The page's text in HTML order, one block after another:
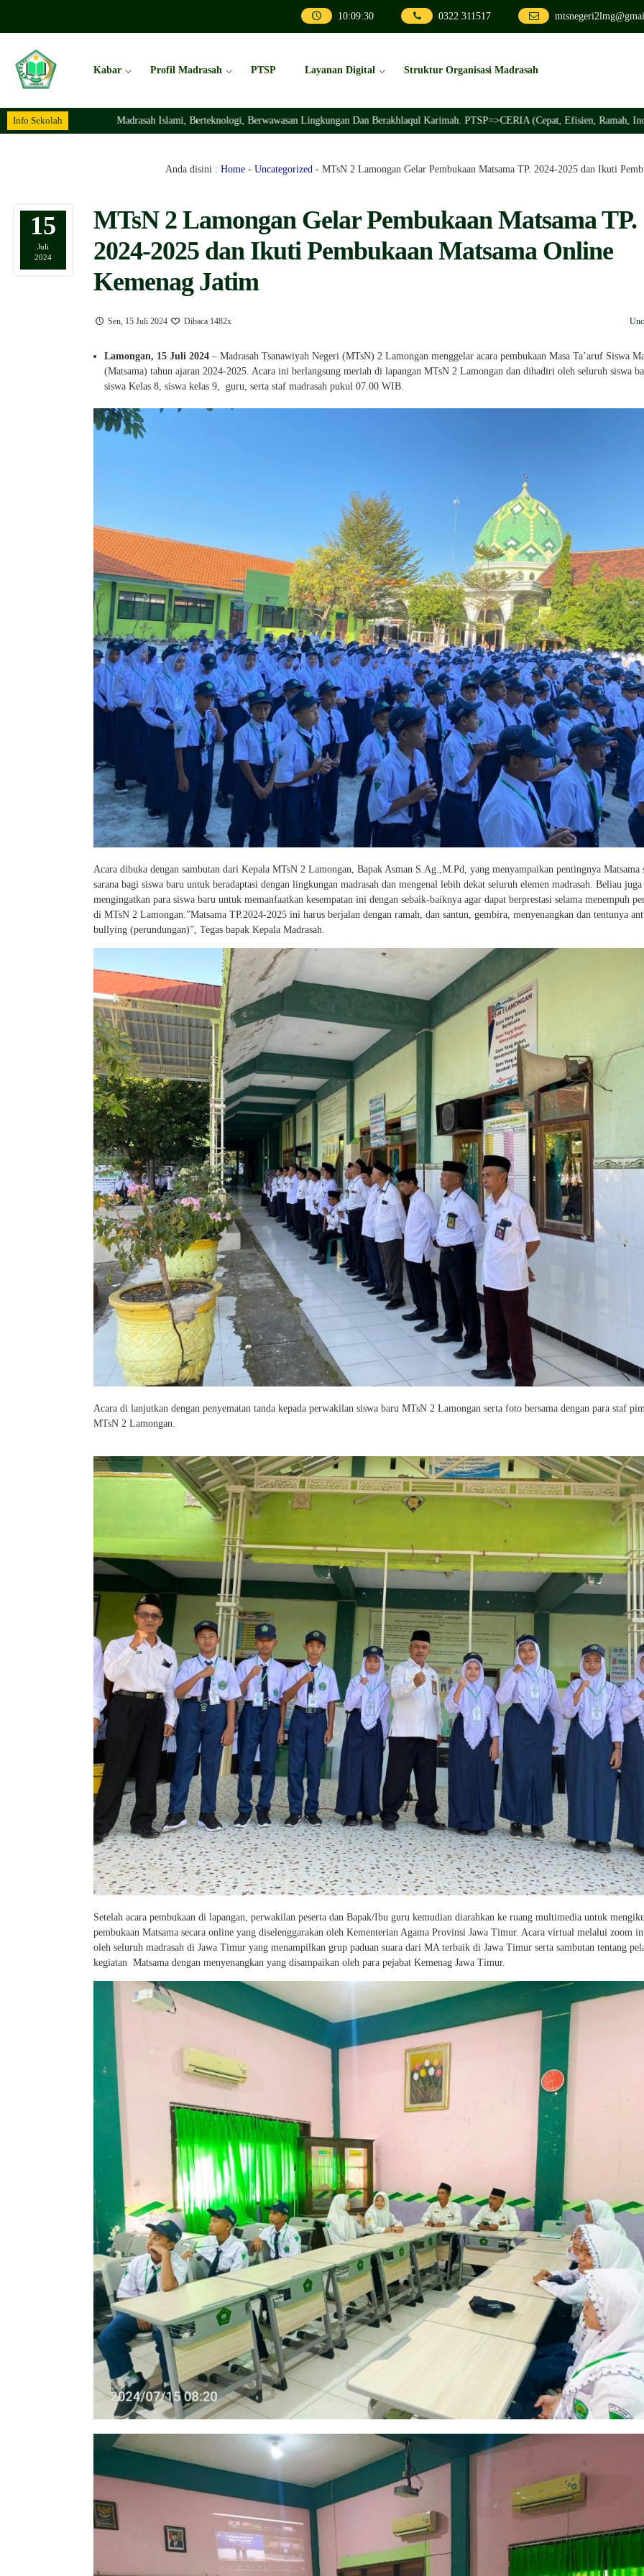
10:09:32 0322 311517
Kabar Profil Madrasah PTSP Layanan Digital Struktur Organisasi Madrasah
Info Sekolah Madrasah Islami, Berteknologi, Berwawasan Lingkungan Dan Berakhlaqul Karimah. PTSP=>CERIA (Cepat, Efisien, Ramah, Inovatif,
Anda disini : Home- Uncategorized- MTsN 2 Lamongan Gelar Pembukaan Matsama TP. 2024-2025 dan Ikuti
15
Juli
2024
MTsN 2 Lamongan Gelar Pembukaan Matsama TP.
2024-2025 dan Ikuti Pembukaan Matsama Online
Kemenag Jatim
Sen, 15 Juli 2024 Dibaca 1482x
Lamongan, 15 Juli 2024 – Madrasah Tsanawiyah Negeri (MTsN) 2 Lamongan menggelar acara pembukaan Masa Ta’aruf Siswa
(Matsama) tahun ajaran 2024-2025. Acara ini berlangsung meriah di lapangan MTsN 2 Lamongan dan dihadiri oleh seluruh siswa
siswa Kelas 8, siswa kelas 9, guru, serta staf madrasah pukul 07.00 WIB.
Acara dibuka dengan sambutan dari Kepala MTsN 2 Lamongan, Bapak Asman S.Ag.,M.Pd, yang menyampaikan pentingnya Matsama
sarana bagi siswa baru untuk beradaptasi dengan lingkungan madrasah dan mengenal lebih dekat seluruh elemen madrasah. Beliau juga
mengingatkan para siswa baru untuk memanfaatkan kesempatan ini dengan sebaik-baiknya agar dapat berprestasi selama menempuh
di MTsN 2 Lamongan.”Matsama TP.2024-2025 ini harus berjalan dengan ramah, dan santun, gembira, menyenangkan dan tentunya
bullying (perundungan)”, Tegas bapak Kepala Madrasah.
Acara di lanjutkan dengan penyematan tanda kepada perwakilan siswa baru MTsN 2 Lamongan serta foto bersama dengan para staf
MTsN 2 Lamongan.
Setelah acara pembukaan di lapangan, perwakilan peserta dan Bapak/Ibu guru kemudian diarahkan ke ruang multimedia untuk
pembukaan Matsama secara online yang diselenggarakan oleh Kementerian Agama Provinsi Jawa Timur. Acara virtual melalui zoom
oleh seluruh madrasah di Jawa Timur yang menampilkan grup paduan suara dari MA terbaik di Jawa Timur serta sambutan tentang
kegiatan Matsama dengan menyenangkan yang disampaikan oleh para pejabat Kemenag Jawa Timur.